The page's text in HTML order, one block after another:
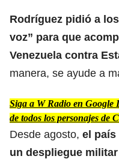
Rodríguez pidió a
voz” para que
Venezuela contra
manera, se ayude a
Siga a W Radio en Google
de todos los personajes de
Desde agosto, el país
un despliegue